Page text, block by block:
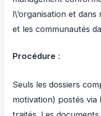
l\’organisation et
et les communautés
Procédure :
Seuls les dossiers
motivation) postés via